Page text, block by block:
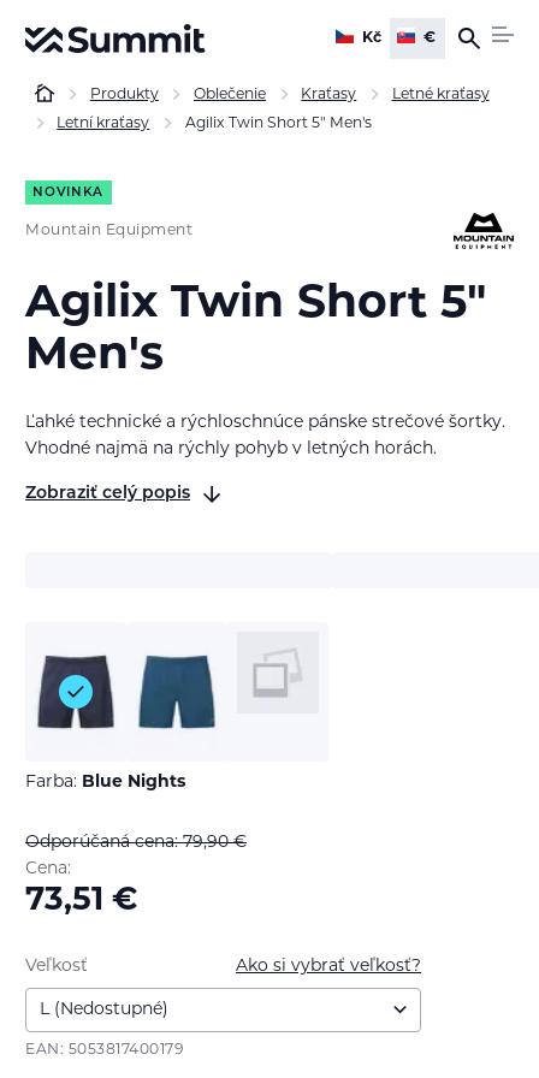
Kč €
Produkty Oblečenie Kraťasy
Letné kraťasy
Letní kraťasy
Agilix Twin Short 5" Men's
NOVINKA
Mountain Equipment
Agilix Twin Short 5"
Men's
Ľahké technické a rýchloschnúce pánske strečové šortky.
Vhodné najmä na rýchly pohyb v letných horách.
Zobraziť celý popis
Farba: Blue Nights
Odporúčaná cena: 79,90€
Cena:
73,51 €
Ako si vybrať veľkosť?
Veľkosť
EAN: 5053817400179